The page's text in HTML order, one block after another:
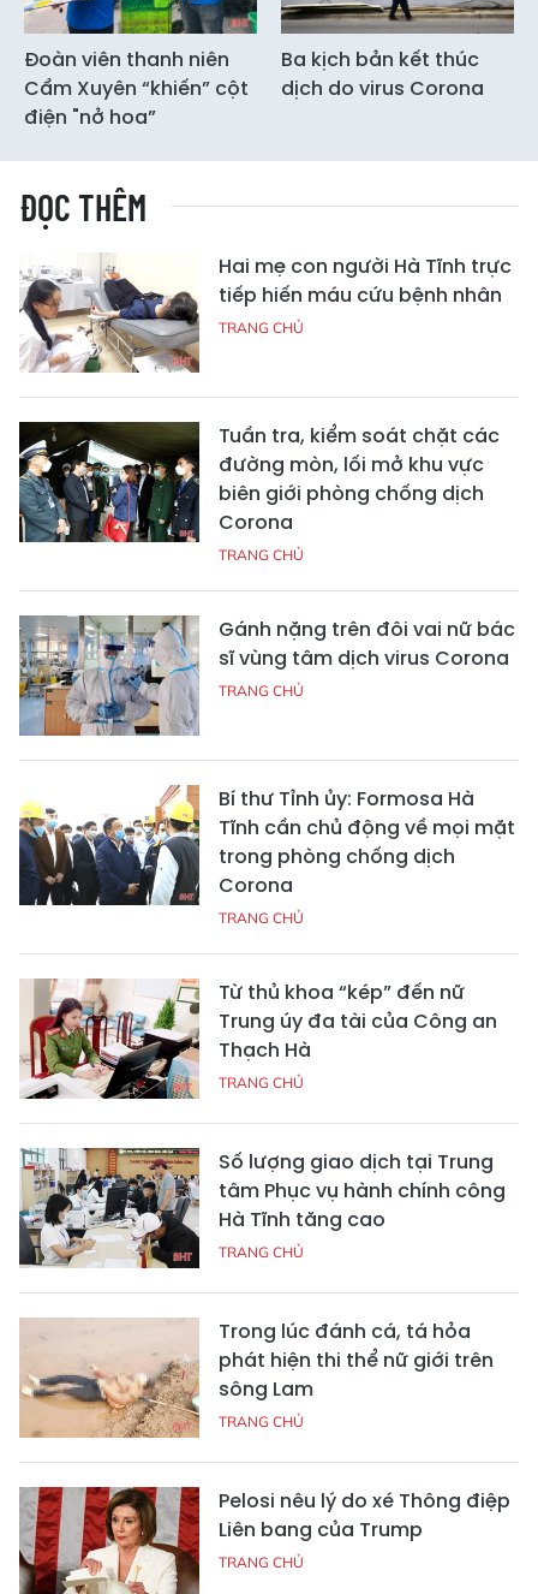
Đoàn viên thanh niên
Cẩm Xuyên “khiến” cột
điện "nở hoa”
Ba kịch bản kết thúc
dịch do virus Corona
ĐỌC THÊM
Hai mẹ con người Hà Tĩnh trực
tiếp hiến máu cứu bệnh nhân
TRANG CHỦ
Tuần tra, kiểm soát chặt các
đường mòn, lối mở khu vực
biên giới phòng chống dịch
Corona
TRANG CHỦ
Gánh nặng trên đôi vai nữ bác
sĩ vùng tâm dịch virus Corona
TRANG CHỦ
Bí thư Tỉnh ủy: Formosa Hà
Tĩnh cần chủ động về mọi mặt
trong phòng chống dịch
Corona
TRANG CHỦ
Từ thủ khoa “kép” đến nữ
Trung úy đa tài của Công an
Thạch Hà
TRANG CHỦ
Số lượng giao dịch tại Trung
tâm Phục vụ hành chính công
Hà Tĩnh tăng cao
TRANG CHỦ
Trong lúc đánh cá, tá hỏa
phát hiện thi thể nữ giới trên
sông Lam
TRANG CHỦ
Pelosi nêu lý do xé Thông điệp
Liên bang của Trump
TRANG CHỦ